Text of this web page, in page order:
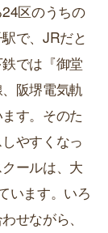
区のうちの
で、JRだと
では『御堂
阪堺電気軌
す。そのた
やすくなっ
ールは、大
います。いろ
せながら、